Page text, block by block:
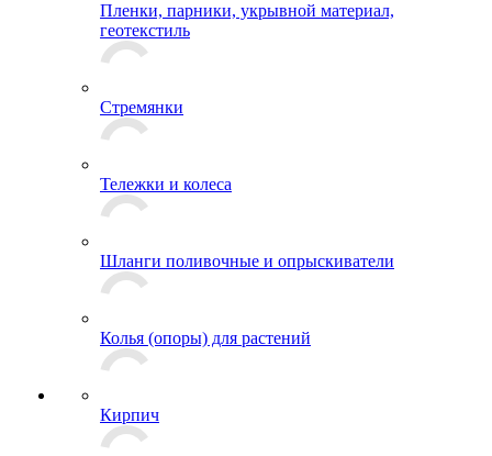
Пленки, парники, укрывной материал,
геотекстиль
Стремянки
Тележки и колеса
Шланги поливочные и опрыскиватели
Колья (опоры) для растений
Кирпич